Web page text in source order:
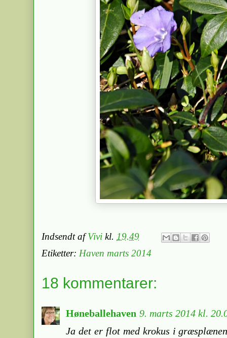
Indsendt afVivi kl. 19.49
Etiketter: Haven marts 2014
18 kommentarer:
Høneballehaven 9. marts 2014 kl.
Ja det er flot med krokus i